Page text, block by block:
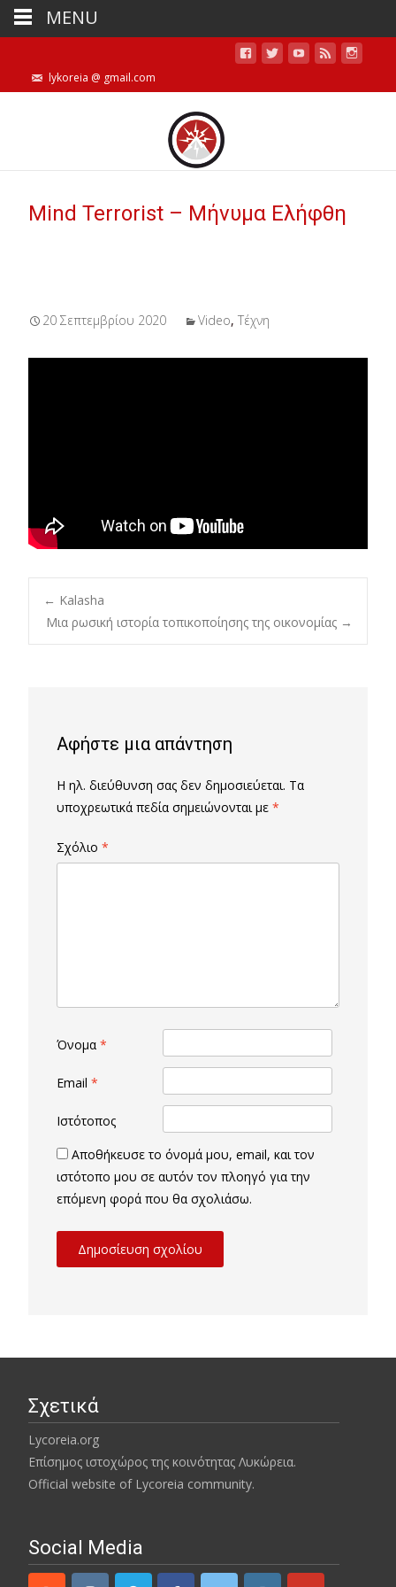
lykoreia @ gmail.com
Mind Terrorist – Μήνυμα Ελήφθη
20 Σεπτεμβρίου 2020 Video, Τέχνη
Post
← Kalasha
Μια ρωσική ιστορία τοπικοποίησης της οικονομίας →
Αφήστε μια απάντηση
Η ηλ. διεύθυνση σας δεν δημοσιεύεται. Τα
υποχρεωτικά πεδία σημειώνονται με *
Σχόλιο *
Όνομα *
Email *
Ιστότοπος
Αποθήκευσε το όνομά μου, email, και τον
ιστότοπο μου σε αυτόν τον πλοηγό για την
επόμενη φορά που θα σχολιάσω.
Σχετικά
Lycoreia.org
Επίσημος ιστοχώρος της κοινότητας Λυκώρεια.
Official website of Lycoreia community.
Social Media
MENU